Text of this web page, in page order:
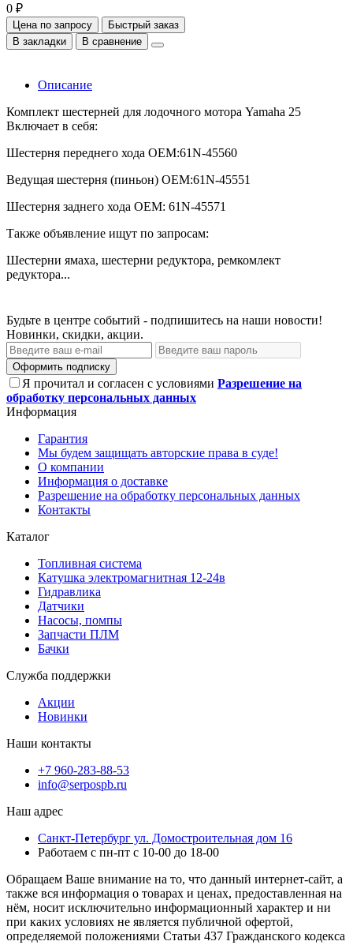
0 ₽
Цена по запросу
Быстрый заказ
В закладки
В сравнение
Описание
Комплект шестерней для лодочного мотора Yamaha 25
Включает в себя:
Шестерня переднего хода ОЕМ:61N-45560
Ведущая шестерня (пиньон) OEM:61N-45551
Шестерня заднего хода ОЕМ: 61N-45571
Также объявление ищут по запросам:
Шестерни ямаха, шестерни редуктора, ремкомлект
редуктора...
Будьте в центре событий - подпишитесь на наши новости!
Новинки, скидки, акции.
Оформить подписку
Я прочитал и согласен с условиями Разрешение на
обработку персональных данных
Информация
Гарантия
Мы будем защищать авторские права в суде!
О компании
Информация о доставке
Разрешение на обработку персональных данных
Контакты
Каталог
Топливная система
Катушка электромагнитная 12-24в
Гидравлика
Датчики
Насосы, помпы
Запчасти ПЛМ
Бачки
Служба поддержки
Акции
Новинки
Наши контакты
+7 960-283-88-53
info@serpospb.ru
Наш адрес
Санкт-Петербург ул. Домостроительная дом 16
Работаем с пн-пт с 10-00 до 18-00
Обращаем Ваше внимание на то, что данный интернет-сайт, а
также вся информация о товарах и ценах, предоставленная на
нём, носит исключительно информационный характер и ни
при каких условиях не является публичной офертой,
определяемой положениями Статьи 437 Гражданского кодекса